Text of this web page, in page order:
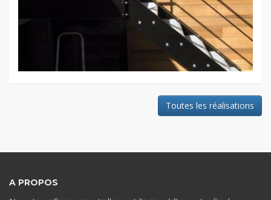
Toutes les réalisations
A PROPOS